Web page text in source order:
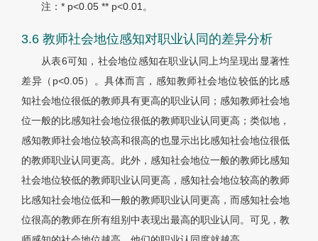
注：* p<0.05 ** p<0.01。
3.6 教师社会地位感知对职业认同的差异分析
从表6可知，社会地位感知在职业认同上均呈现出显著性
差异（ p<0.05）。具体而言，感知教师社会地位较低的比感
知社会地位很低的教师具有更高的职业认同；感知教师社会地
位一般的比感知社会地位很低的教师职业认同更高；类似地，
感知教师社会地位较高和很高的也显示出比感知社会地位很低
的教师职业认同更高。此外，感知社会地位一般的教师比感知
社会地位较低的教师职业认同更高，感知社会地位较高的教师
比感知社会地位低和一般的教师职业认同更高，而感知社会地
位很高的教师在所有组别中表现出最高的职业认同。可见，教